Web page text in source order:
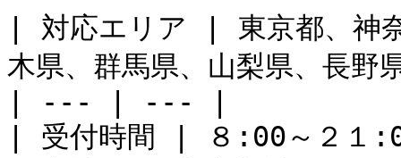
| 対応エリア | 東京都、神
木県、群馬県、山梨県、長
| --- | --- |
| 受付時間 | ８:00～２１